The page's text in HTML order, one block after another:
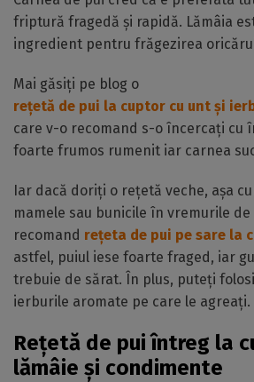
friptură fragedă și rapidă. Lămâia
ingredient pentru frăgezirea
Mai găsiți pe blog o
rețetă de pui la cuptor cu unt și
care v-o recomand s-o încercați cu
foarte frumos rumenit iar carnea
Iar dacă doriți o rețetă veche, așa
mamele sau bunicile în vremurile
recomand rețeta de pui pe sare la
astfel, puiul iese foarte fraged, iar
trebuie de sărat. În plus, puteți
ierburile aromate pe care le agreați.
Rețetă de pui întreg la
lămâie și condimente